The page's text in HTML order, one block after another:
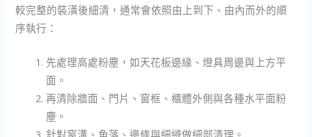
較完整的裝潢後細清，通常會依照由上到下、由內而外的順
序執行：
先處理高處粉塵，如天花板邊緣、燈具周邊與上方平
面。
再清除牆面、門片、窗框、櫃體外側與各種水平面粉
塵。